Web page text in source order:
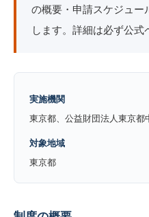
の概要・申請スケジュー
します。詳細は必ず公式
実施機関
東京都、公益財団法人東京都
対象地域
東京都